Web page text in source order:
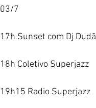
03/7
17h Sunset com Dj
18h Coletivo Superjazz
19h15 Radio Superjazz